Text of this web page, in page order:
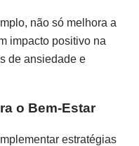
não só melhora a
impacto positivo na
de ansiedade e
o Bem-Estar
estratégias